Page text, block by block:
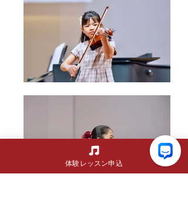
体験レッスン申込